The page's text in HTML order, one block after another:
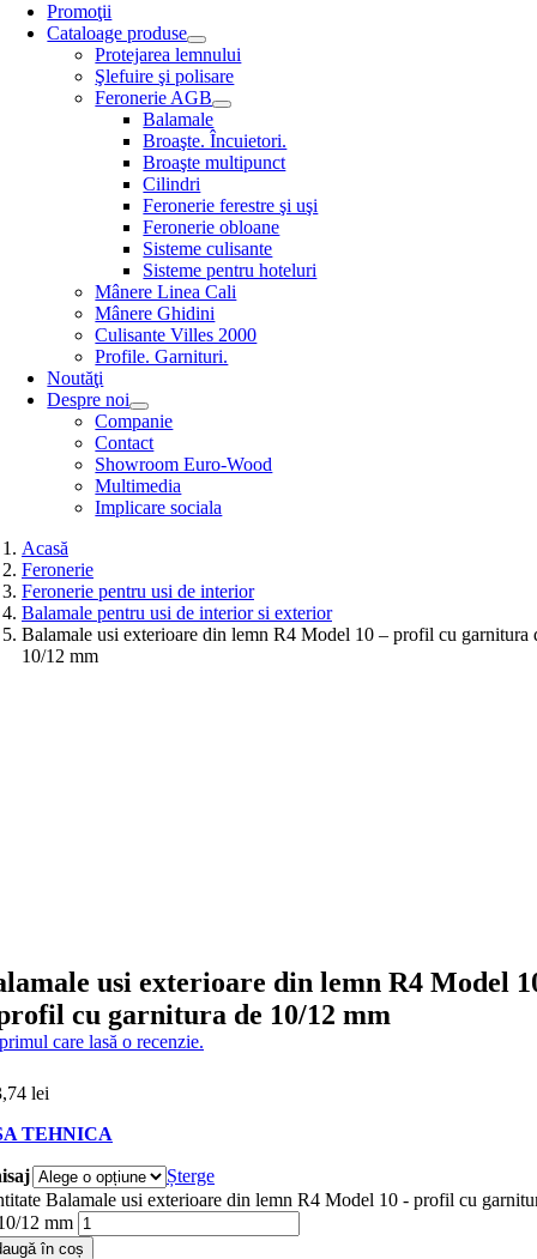
Promoţii
Cataloage produse
Protejarea lemnului
Şlefuire şi polisare
Feronerie AGB
Balamale
Broaşte. Încuietori.
Broaşte multipunct
Cilindri
Feronerie ferestre şi uşi
Feronerie obloane
Sisteme culisante
Sisteme pentru hoteluri
Mânere Linea Cali
Mânere Ghidini
Culisante Villes 2000
Profile. Garnituri.
Noutăţi
Despre noi
Companie
Contact
Showroom Euro-Wood
Multimedia
Implicare sociala
Acasă
Feronerie
Feronerie pentru usi de interior
Balamale pentru usi de interior si exterior
Balamale usi exterioare din lemn R4 Model 10 – profil cu garnitura
10/12 mm
usi exterioare din lemn R4 Model
cu garnitura de 10/12 mm
care lasă o recenzie.
lei
TEHNICA
Șterge
Balamale usi exterioare din lemn R4 Model 10 - profil cu
12 mm
în coș